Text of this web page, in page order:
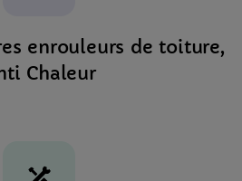
enrouleurs de toiture,
Chaleur